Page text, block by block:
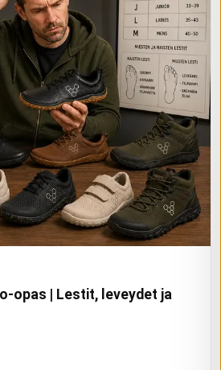
opas | Lestit, leveydet ja